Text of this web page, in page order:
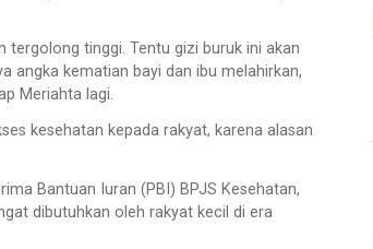
tergolong tinggi. Tentu gizi buruk ini akan
angka kematian bayi dan ibu melahirkan,
Meriahta lagi.
kesehatan kepada rakyat, karena alasan
Bantuan Iuran (PBI) BPJS Kesehatan,
dibutuhkan oleh rakyat kecil di era